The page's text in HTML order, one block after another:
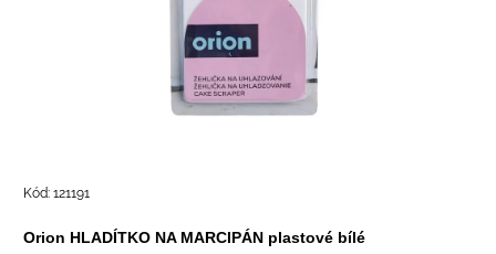
Kód: 121191
Orion HLADÍTKO NA MARCIPÁN plastové bílé